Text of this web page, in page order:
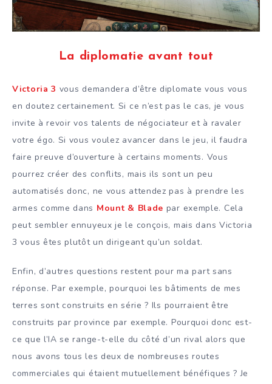
La diplomatie avant tout
Victoria 3 vous demandera d’être diplomate vous vous
en doutez certainement. Si ce n’est pas le cas, je vous
invite à revoir vos talents de négociateur et à ravaler
votre égo. Si vous voulez avancer dans le jeu, il faudra
faire preuve d’ouverture à certains moments. Vous
pourrez créer des conflits, mais ils sont un peu
automatisés donc, ne vous attendez pas à prendre les
armes comme dans Mount & Blade par exemple. Cela
peut sembler ennuyeux je le conçois, mais dans Victoria
3 vous êtes plutôt un dirigeant qu’un soldat.
Enfin, d’autres questions restent pour ma part sans
réponse. Par exemple, pourquoi les bâtiments de mes
terres sont construits en série ? Ils pourraient être
construits par province par exemple. Pourquoi donc est-
ce que l’IA se range-t-elle du côté d’un rival alors que
nous avons tous les deux de nombreuses routes
commerciales qui étaient mutuellement bénéfiques ? Je